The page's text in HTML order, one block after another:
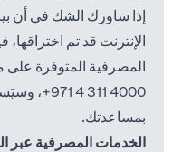
إذا ساورك الشك في أن
المصرفية المتوفرة على مدار 24 ساعة على
4000 311 4 971+
بمساعدتك.
الخدمات المصرفية عبر